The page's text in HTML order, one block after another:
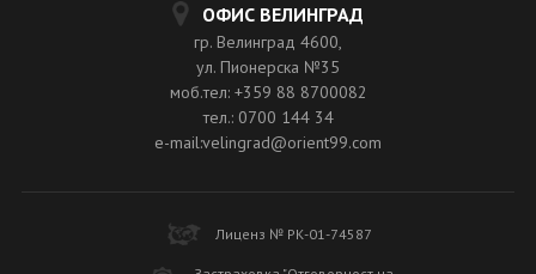
ОФИС ВЕЛИНГРАД
гр. Велинград 4600,
ул. Пионерска №35
моб.тел: +359 88 8700082
тел.: 0700 144 34
e-mail:velingrad@orient99.com
Лиценз № РК-01-74587